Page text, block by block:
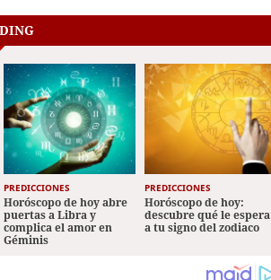
PREDICCIONES
Horóscopo de hoy abre
puertas a Libra y
complica el amor en
Géminis
PREDICCIONES
Horóscopo de hoy:
descubre qué le espera
a tu signo del zodiaco